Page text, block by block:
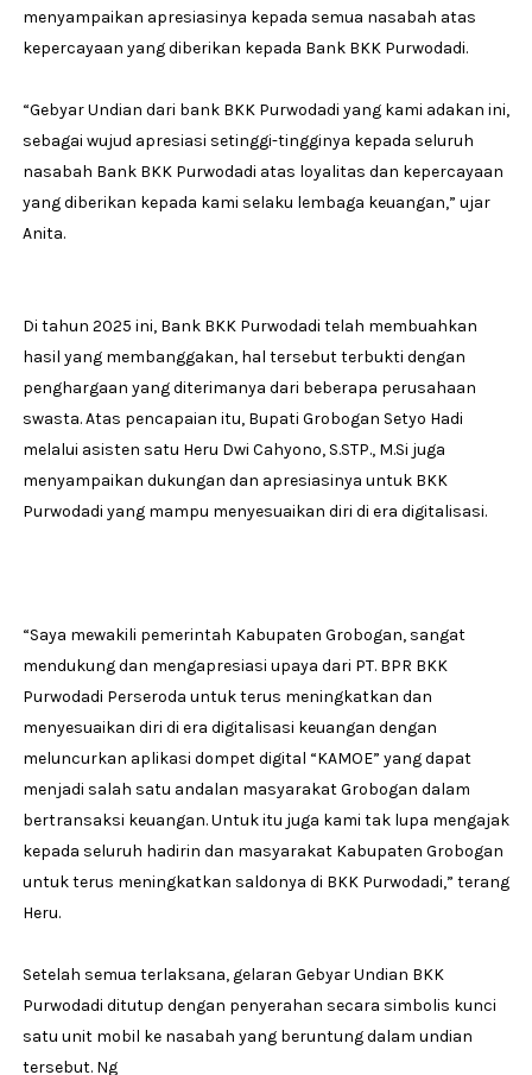
menyampaikan apresiasinya kepada semua nasabah atas
kepercayaan yang diberikan kepada Bank BKK Purwodadi.
“Gebyar Undian dari bank BKK Purwodadi yang kami adakan ini,
sebagai wujud apresiasi setinggi-tingginya kepada seluruh
nasabah Bank BKK Purwodadi atas loyalitas dan kepercayaan
yang diberikan kepada kami selaku lembaga keuangan,” ujar
Anita.
Di tahun 2025 ini, Bank BKK Purwodadi telah membuahkan
hasil yang membanggakan, hal tersebut terbukti dengan
penghargaan yang diterimanya dari beberapa perusahaan
swasta. Atas pencapaian itu, Bupati Grobogan Setyo Hadi
melalui asisten satu Heru Dwi Cahyono, S.STP., M.Si juga
menyampaikan dukungan dan apresiasinya untuk BKK
Purwodadi yang mampu menyesuaikan diri di era digitalisasi.
“Saya mewakili pemerintah Kabupaten Grobogan, sangat
mendukung dan mengapresiasi upaya dari PT. BPR BKK
Purwodadi Perseroda untuk terus meningkatkan dan
menyesuaikan diri di era digitalisasi keuangan dengan
meluncurkan aplikasi dompet digital “KAMOE” yang dapat
menjadi salah satu andalan masyarakat Grobogan dalam
bertransaksi keuangan. Untuk itu juga kami tak lupa mengajak
kepada seluruh hadirin dan masyarakat Kabupaten Grobogan
untuk terus meningkatkan saldonya di BKK Purwodadi,” terang
Heru.
Setelah semua terlaksana, gelaran Gebyar Undian BKK
Purwodadi ditutup dengan penyerahan secara simbolis kunci
satu unit mobil ke nasabah yang beruntung dalam undian
tersebut. Ng